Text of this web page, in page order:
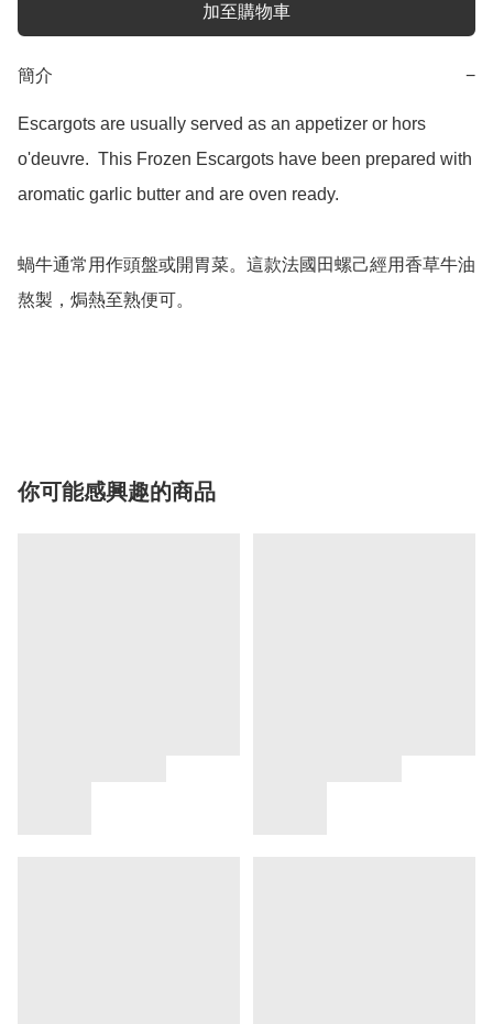
加至購物車
簡介 −
Escargots are usually served as an appetizer or hors
o'deuvre.  This Frozen Escargots have been prepared with
aromatic garlic butter and are oven ready.
蝸牛通常用作頭盤或開胃菜。這款法國田螺己經用香草牛油
熬製，焗熱至熟便可。
你可能感興趣的商品